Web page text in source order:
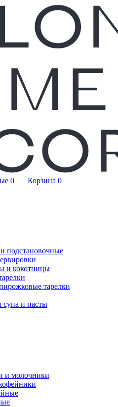
0 Корзина 0
подстановочные
и кокотницы
тарелки
супа и пасты
и молочники